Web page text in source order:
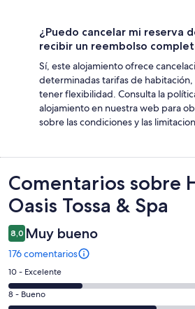
¿Puedo cancelar mi reserva
recibir un reembolso
Sí, este alojamiento ofrece
determinadas tarifas de
tener flexibilidad. Consulta la
alojamiento en nuestra web para
sobre las condiciones y las
Comentarios
Comentarios sobre
Oasis Tossa & Spa
8,0 Muy bueno
176 comentarios
44
comentarios
de
10 - Excelente
88
8 - Bueno